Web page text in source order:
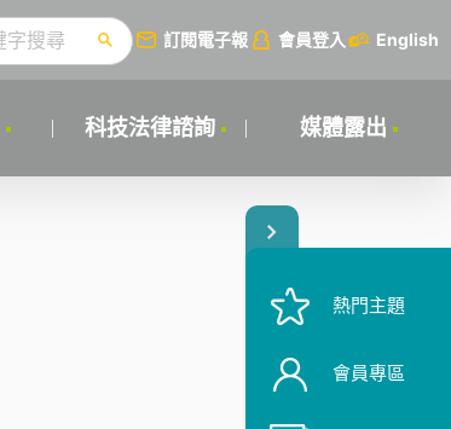
訂閱電子報 會員登入 English
科技法律諮詢 媒體露出
熱門主題
會員專區